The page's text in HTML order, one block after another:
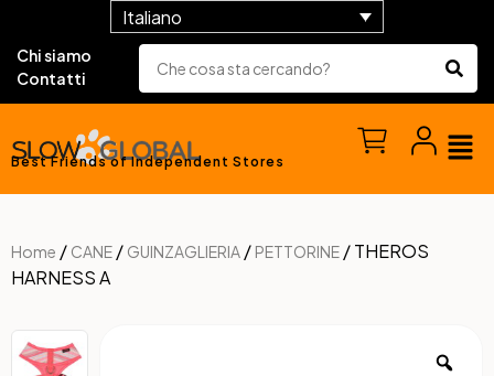
Italiano
Chi siamo
Contatti
Best Friends of Independent Stores
Home / CANE / GUINZAGLIERIA / PETTORINE / THEROS
HARNESS A